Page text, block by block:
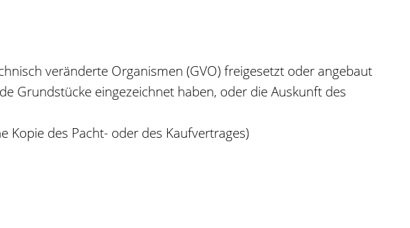
veränderte Organismen (GVO) freigesetzt oder angebaut
Grundstücke eingezeichnet haben, oder die Auskunft des
Kopie des Pacht- oder des Kaufvertrages)